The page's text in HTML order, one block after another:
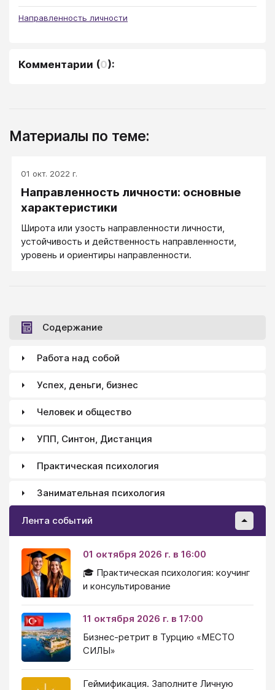
Направленность личности
Комментарии (0):
Материалы по теме:
01 окт. 2022 г.
Направленность личности: основные
характеристики
Широта или узость направленности личности,
устойчивость и действенность направленности,
уровень и ориентиры направленности.
Содержание
Работа над собой
Успех, деньги, бизнес
Человек и общество
УПП, Синтон, Дистанция
Практическая психология
Занимательная психология
Лента событий
01 октября 2026 г. в 16:00
🎓 Практическая психология: коучинг
и консультирование
11 октября 2026 г. в 17:00
Бизнес-ретрит в Турцию «МЕСТО
СИЛЫ»
Геймификация. Заполните Личную